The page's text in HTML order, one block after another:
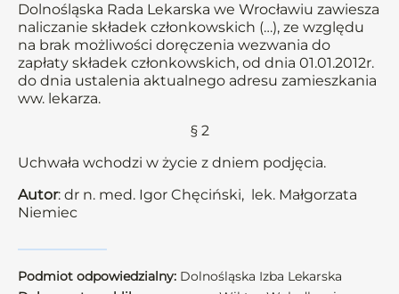
Dolnośląska Rada Lekarska we Wrocławiu zawiesza
naliczanie składek członkowskich (…), ze względu
na brak możliwości doręczenia wezwania do
zapłaty składek członkowskich, od dnia 01.01.2012r.
do dnia ustalenia aktualnego adresu zamieszkania
ww. lekarza.
§ 2
Uchwała wchodzi w życie z dniem podjęcia.
Autor: dr n. med. Igor Chęciński, lek. Małgorzata
Niemiec
Podmiot odpowiedzialny: Dolnośląska Izba Lekarska